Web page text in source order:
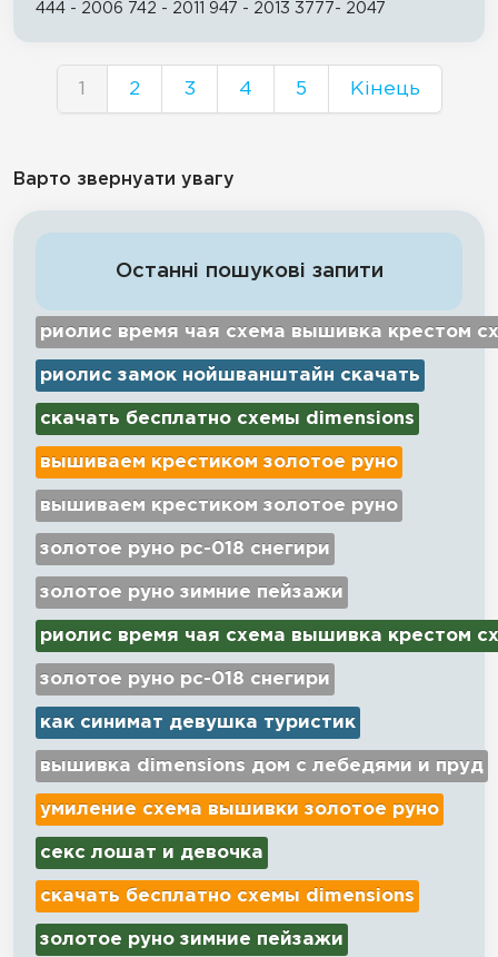
444 - 2006 742 - 2011 947 - 2013 3777- 2047
1 2 3 4 5 Кінець
Варто звернуати увагу
Останні пошукові запити
риолис время чая схема вышивка крестом
риолис замок нойшванштайн скачать
скачать бесплатно схемы dimensions
вышиваем крестиком золотое руно
вышиваем крестиком золотое руно
золотое руно рс-018 снегири
золотое руно зимние пейзажи
риолис время чая схема вышивка крестом
золотое руно рс-018 снегири
как синимат девушка туристик
вышивка dimensions дом с лебедями и пруд
умиление схема вышивки золотое руно
секс лошат и девочка
скачать бесплатно схемы dimensions
золотое руно зимние пейзажи